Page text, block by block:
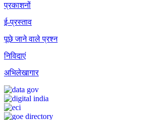
प्रकाशनों
ई-प्रस्ताव
पूछे जाने वाले प्रश्न
निविदाएं
अभिलेखागार